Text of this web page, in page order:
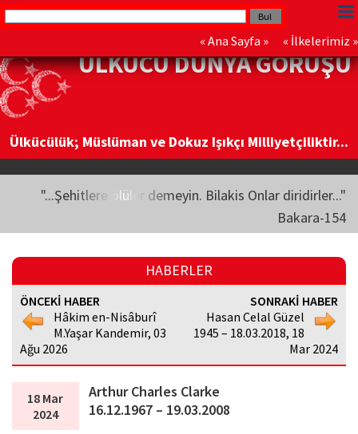
« Ana Sayfa » « İlkelerimiz »
ÜLKÜCÜ DÜNYA GÖRÜŞÜ
Ülkücülük; Müslüman ve Dokuz Işıkçı Milliyetçiliktir...
"...Şehitlere ölüler demeyin. Bilakis Onlar diridirler..."
Bakara-154
HABERLER
ÖNCEKİ HABER
Hâkim en-Nisâburî
M.Yaşar Kandemir, 03
Ağu 2026
SONRAKİ HABER
Hasan Celal Güzel
1945 – 18.03.2018, 18
Mar 2024
18 Mar
2024
Arthur Charles Clarke
16.12.1967 – 19.03.2008